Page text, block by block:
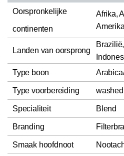
Oorspronkelijke
continenten
Afrika,
Amerika
Landen van oorsprong
Type boon
Type voorbereiding washed
Specialiteit Blend
Branding
Smaak hoofdnoot